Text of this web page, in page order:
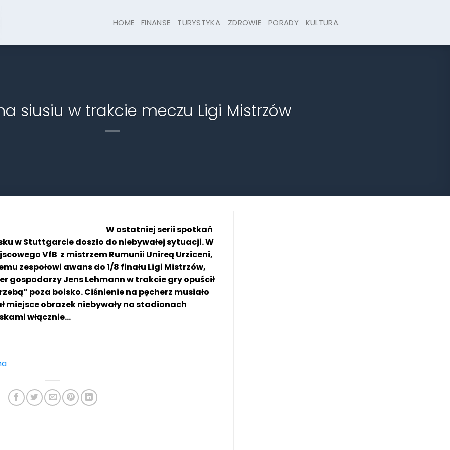
HOME FINANSE TURYSTYKA ZDROWIE PORADY KULTURA
siusiu w trakcie meczu Ligi Mistrzów
W ostatniej serii spotkań
w Stuttgarcie doszło do niebywałej sytuacji. W
VfB z mistrzem Rumunii Unireą Urziceni,
zespołowi awans do 1/8 finału Ligi Mistrzów,
gospodarzy Jens Lehmann w trakcie gry opuścił
poza boisko. Ciśnienie na pęcherz musiało
miejsce obrazek niebywały na stadionach
włącznie…